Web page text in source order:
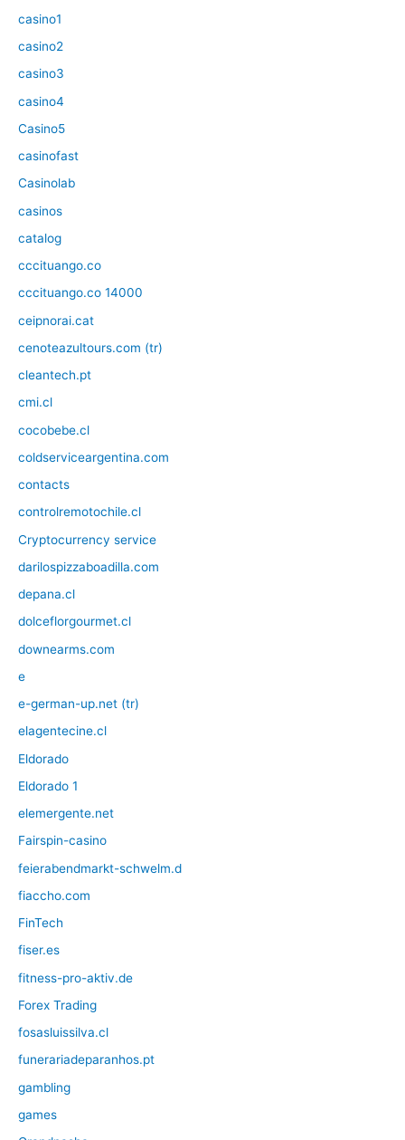
casino1
casino2
casino3
casino4
Casino5
casinofast
Casinolab
casinos
catalog
cccituango.co
cccituango.co 14000
ceipnorai.cat
cenoteazultours.com (tr)
cleantech.pt
cmi.cl
cocobebe.cl
coldserviceargentina.com
contacts
controlremotochile.cl
Cryptocurrency service
darilospizzaboadilla.com
depana.cl
dolceflorgourmet.cl
downearms.com
e
e-german-up.net (tr)
elagentecine.cl
Eldorado
Eldorado 1
elemergente.net
Fairspin-casino
feierabendmarkt-schwelm.d
fiaccho.com
FinTech
fiser.es
fitness-pro-aktiv.de
Forex Trading
fosasluissilva.cl
funerariadeparanhos.pt
gambling
games